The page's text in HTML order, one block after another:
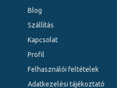
Blog
Szállítás
Kapcsolat
Profil
Felhasználói feltételek
Adatkezelési tájékoztató